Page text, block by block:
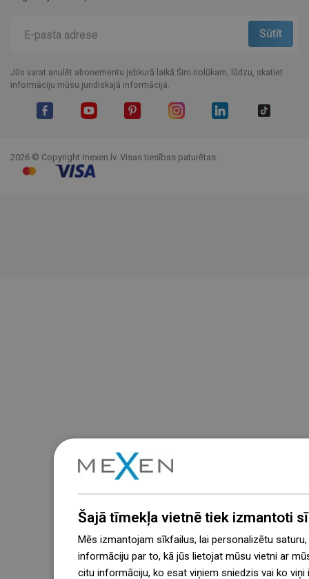
Jūs varat anulēt abonementu jebkurā laikā.Šim nolūkam, lūdzu, skatiet
informāciju mūsu juridiskajā informācijā.
2026 © Copyright mexen.lv. Visas tiesības paturētas.
Šajā tīmekļa vietnē tiek izmantoti
Mēs izmantojam sīkfailus, lai personalizētu
informāciju par to, kā jūs lietojat mūsu vietni ar
citu informāciju, ko esat viņiem sniedzis vai ko